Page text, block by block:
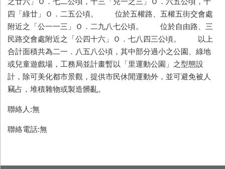
四「綠廿」Ｏ．二五公頃。 位於五權路、五權五街交會處
附近之「公一一三」Ｏ．二九八七公頃。 位於自由路、三
民路交會處附近之「公四十六」Ｏ．七八四三公頃。 以上
合計面積共為二一．八五八公頃，其中部分過小之公園、綠地
或兒童遊戲場，工務局並計畫暫以「里運動公園」之型態設
計，除可美化都市景觀，提供市民休閒運動外，並可避免被人
竊占，堆積雜物或製造髒亂。
聯絡人:無
聯絡電話:無